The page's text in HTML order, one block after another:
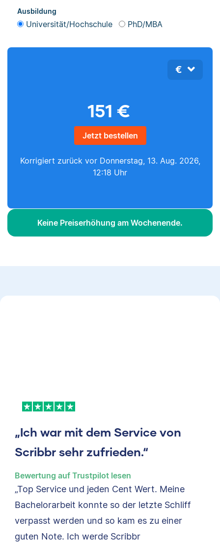
Ausbildung
Universität/Hochschule PhD/MBA
€
151 €
Jetzt bestellen
Korrigiert zurück vor Donnerstag, 13. Aug. 2026,
12:18 Uhr
Keine Preiserhöhung am Wochenende.
„Ich war mit dem Service von
Scribbr sehr zufrieden.“
Bewertung auf Trustpilot lesen
„Top Service und jeden Cent Wert. Meine
Bachelorarbeit konnte so der letzte Schliff
verpasst werden und so kam es zu einer
guten Note. Ich werde Scribbr